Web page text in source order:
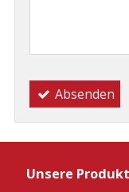
Absenden
Unsere